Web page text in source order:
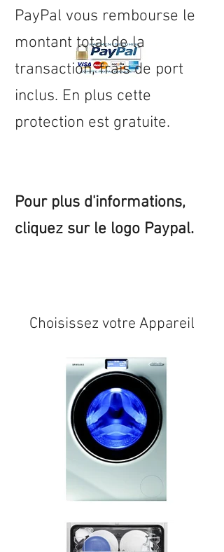
PayPal vous rembourse le
montant total de la
transaction, frais de port
inclus. En plus cette
protection est gratuite.
Pour plus d'informations,
cliquez sur le logo Paypal.
Choisissez votre Appareil